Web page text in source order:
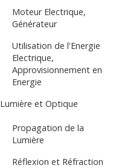
Moteur Electrique,
Générateur
Utilisation de l'Energie
Electrique,
Approvisionnement en
Energie
Lumière et Optique
Propagation de la
Lumière
Réflexion et Réfraction